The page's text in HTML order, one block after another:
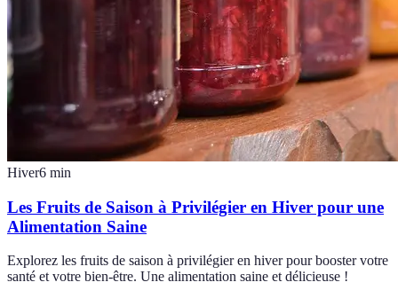
Hiver6 min
Les Fruits de Saison à Privilégier en Hiver pour une
Alimentation Saine
Explorez les fruits de saison à privilégier en hiver pour booster votre
santé et votre bien-être. Une alimentation saine et délicieuse !